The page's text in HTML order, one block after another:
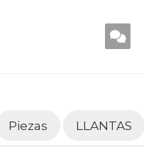
Piezas LLANTAS